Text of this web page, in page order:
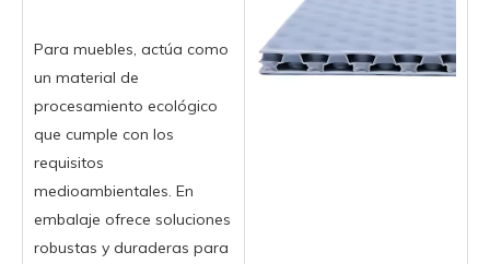
Para muebles, actúa como
un material de
procesamiento ecológico
que cumple con los
requisitos
medioambientales. En
embalaje ofrece soluciones
robustas y duraderas para